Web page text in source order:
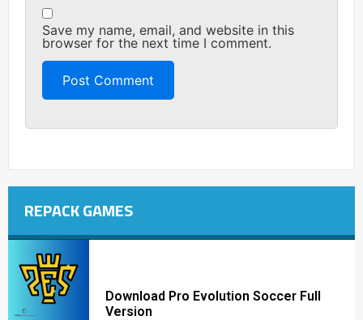
Save my name, email, and website in this
browser for the next time I comment.
REPACK GAMES
Download Pro Evolution Soccer Full
Version